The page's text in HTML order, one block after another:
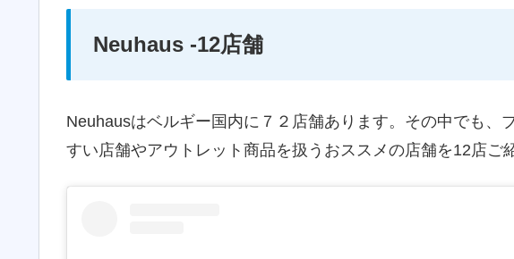
Neuhaus -12店舗
Neuhausはベルギー国内に７２店舗あります。その中でも、
すい店舗やアウトレット商品を扱うおススメの店舗を12店ご